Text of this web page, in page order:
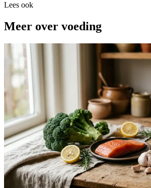
Lees ook
Meer over voeding